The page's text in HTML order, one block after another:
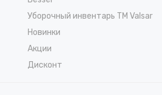
Уборочный инвентарь TM Valsar
Новинки
Акции
Дисконт